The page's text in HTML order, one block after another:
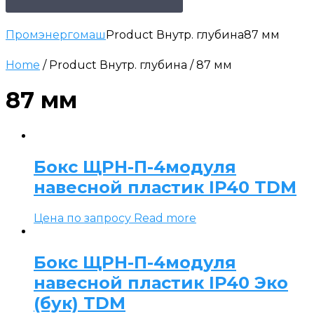
ПромэнергомашProduct Внутр. глубина87 мм
Home / Product Внутр. глубина / 87 мм
87 мм
Бокс ЩРН-П-4модуля
навесной пластик IP40 TDM
Цена по запросу Read more
Бокс ЩРН-П-4модуля
навесной пластик IP40 Эко
(бук) TDM